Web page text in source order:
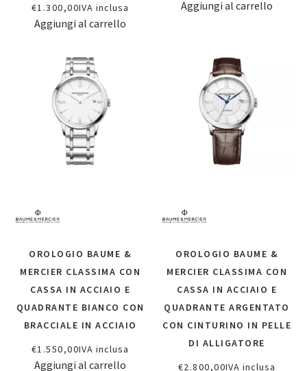
€1.300,00IVA inclusa
Aggiungi al carrello
Aggiungi al carrello
OROLOGIO BAUME &
MERCIER CLASSIMA CON
CASSA IN ACCIAIO E
QUADRANTE BIANCO CON
BRACCIALE IN ACCIAIO
€1.550,00IVA inclusa
Aggiungi al carrello
OROLOGIO BAUME &
MERCIER CLASSIMA CON
CASSA IN ACCIAIO E
QUADRANTE ARGENTATO
CON CINTURINO IN PELLE
DI ALLIGATORE
€2.800,00IVA inclusa